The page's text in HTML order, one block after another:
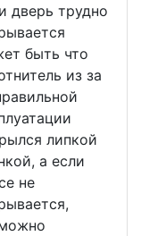
дверь трудно
быть что
из за
липкой
а если
не